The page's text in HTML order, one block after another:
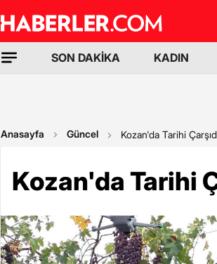
SON DAKİKA KADIN
Anasayfa Güncel Kozan'da Tarihi
Kozan'da Tarihi